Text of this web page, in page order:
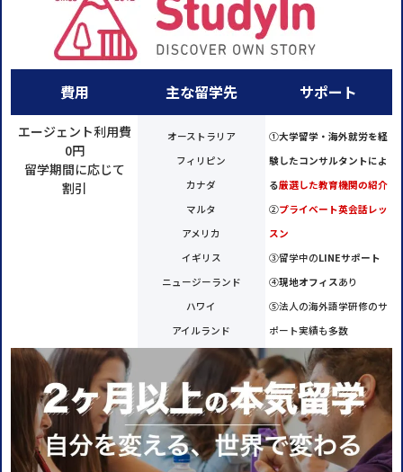
費用
エージェント利用費
0円
留学期間に応じて
割引
主な留学先
オーストラリア
フィリピン
カナダ
マルタ
アメリカ
イギリス
ニュージーランド
ハワイ
アイルランド
サポート
①大学留学・海外就労を経
験したコンサルタントによ
る厳選した教育機関の紹介
②プライベート英会話レッ
スン
③留学中のLINEサポート
④現地オフィスあり
⑤法人の海外語学研修のサ
ポート実績も多数